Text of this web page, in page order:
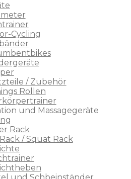
Cycling
/ Zubehör
Rollen
und Massagegeräte
Rack
/ Squat Rack